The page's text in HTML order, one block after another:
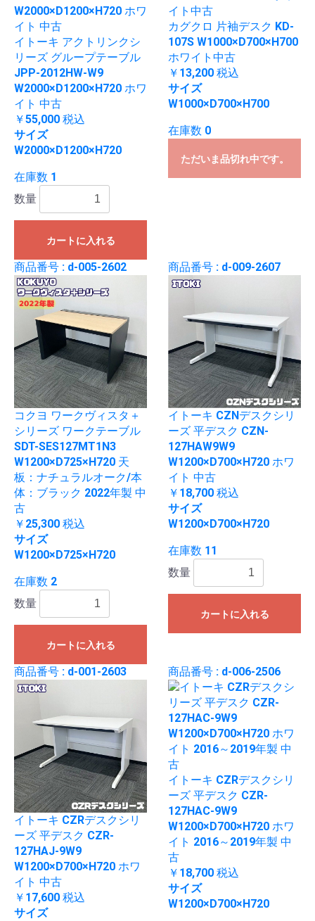
イトーキ アクトリンクシ
リーズ グループテーブル
JPP-2012HW-W9
W2000×D1200×H720 ホワ
イト 中古
￥55,000 税込
サイズ
W2000×D1200×H720
在庫数 1
数量
カートに入れる
カグクロ 片袖デスク KD-
107S W1000×D700×H700
ホワイト中古
￥13,200 税込
サイズ
W1000×D700×H700
在庫数 0
ただいま品切れ中です。
商品番号 : d-005-2602
コクヨ ワークヴィスタ＋
シリーズ ワークテーブル
SDT-SES127MT1N3
W1200×D725×H720 天
板：ナチュラルオーク/本
体：ブラック 2022年製 中
古
￥25,300 税込
サイズ
W1200×D725×H720
在庫数 2
数量
カートに入れる
商品番号 : d-009-2607
イトーキ CZNデスクシリ
ーズ 平デスク CZN-
127HAW9W9
W1200×D700×H720 ホワ
イト 中古
￥18,700 税込
サイズ
W1200×D700×H720
在庫数 11
数量
カートに入れる
商品番号 : d-001-2603
イトーキ CZRデスクシリ
ーズ 平デスク CZR-
127HAJ-9W9
W1200×D700×H720 ホワ
イト 中古
￥17,600 税込
サイズ
商品番号 : d-006-2506
イトーキ CZRデスクシリ
ーズ 平デスク CZR-
127HAC-9W9
W1200×D700×H720 ホワ
イト 2016～2019年製 中
古
￥18,700 税込
サイズ
W1200×D700×H720